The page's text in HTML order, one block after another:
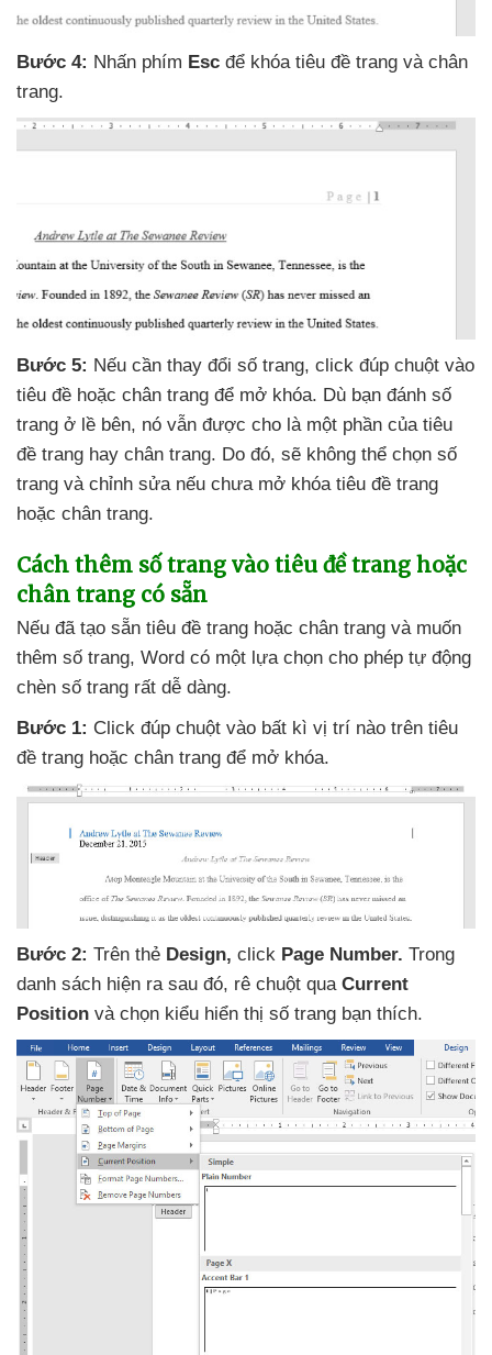
Bước 4: Nhấn phím Esc để khóa tiêu đề trang và chân
trang.
Bước 5: Nếu cần thay đổi số trang, click đúp chuột vào
tiêu đề hoặc chân trang để mở khóa. Dù bạn đánh số
trang ở lề bên, nó vẫn được cho là một phần của tiêu
đề trang hay chân trang. Do đó, sẽ không thể chọn số
trang và chỉnh sửa nếu chưa mở khóa tiêu đề trang
hoặc chân trang.
Cách thêm số trang vào tiêu đề trang hoặc
chân trang có sẵn
Nếu đã tạo sẵn tiêu đề trang hoặc chân trang và muốn
thêm số trang, Word có một lựa chọn cho phép tự động
chèn số trang rất dễ dàng.
Bước 1: Click đúp chuột vào bất kì vị trí nào trên tiêu
đề trang hoặc chân trang để mở khóa.
Bước 2: Trên thẻ Design, click Page Number. Trong
danh sách hiện ra sau đó, rê chuột qua Current
Position và chọn kiểu hiển thị số trang bạn thích.